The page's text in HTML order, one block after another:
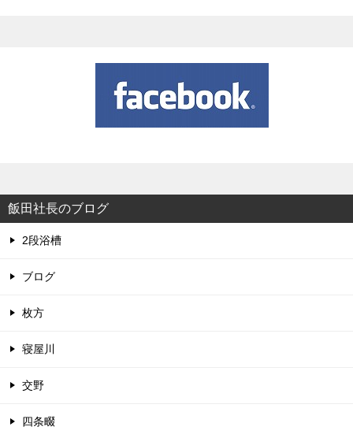
飯田社長のブログ
2段浴槽
ブログ
枚方
寝屋川
交野
四条畷